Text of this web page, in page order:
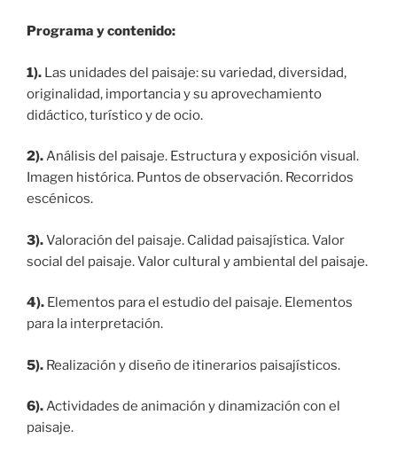
Programa y contenido:
1). Las unidades del paisaje: su variedad, diversidad,
originalidad, importancia y su aprovechamiento
didáctico, turístico y de ocio.
2).Análisis del paisaje. Estructura y exposición visual.
Imagen histórica. Puntos de observación. Recorridos
escénicos.
3).Valoración del paisaje. Calidad paisajística. Valor
social del paisaje. Valor cultural y ambiental del paisaje.
4). Elementos para el estudio del paisaje. Elementos
para la interpretación.
5). Realización y diseño de itinerarios paisajísticos.
6).Actividades de animación y dinamización con el
paisaje.